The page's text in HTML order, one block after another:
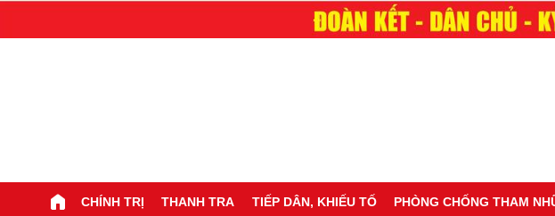
CHÍNH TRỊ THANH TRA TIẾP DÂN, KHIẾU TỐ PHÒNG CHỐNG THAM